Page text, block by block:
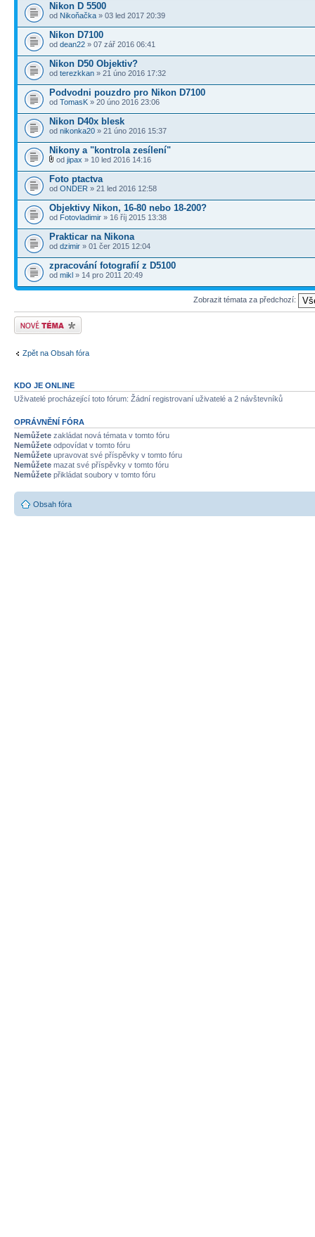
Nikon D 5500
od Nikoňačka » 03 led 2017 20:39
Nikon D7100
od dean22 » 07 zář 2016 06:41
Nikon D50 Objektiv?
od terezkkan » 21 úno 2016 17:32
Podvodni pouzdro pro Nikon D7100
od TomasK » 20 úno 2016 23:06
Nikon D40x blesk
od nikonka20 » 21 úno 2016 15:37
Nikony a "kontrola zesílení"
od jipax » 10 led 2016 14:16
Foto ptactva
od ONDER » 21 led 2016 12:58
Objektivy Nikon, 16-80 nebo 18-200?
od Fotovladimir » 16 říj 2015 13:38
Prakticar na Nikona
od dzimir » 01 čer 2015 12:04
zpracování fotografií z D5100
od mikl » 14 pro 2011 20:49
Zobrazit témata za předchozí:
Odeslat nové téma
Zpět na Obsah fóra
KDO JE ONLINE
Uživatelé procházející toto fórum: Žádní registrovaní uživatelé a 2 návštevníků
OPRÁVNĚNÍ FÓRA
Nemůžete zakládat nová témata v tomto fóru
Nemůžete odpovídat v tomto fóru
Nemůžete upravovat své příspěvky v tomto fóru
Nemůžete mazat své příspěvky v tomto fóru
Nemůžete přikládat soubory v tomto fóru
Obsah fóra